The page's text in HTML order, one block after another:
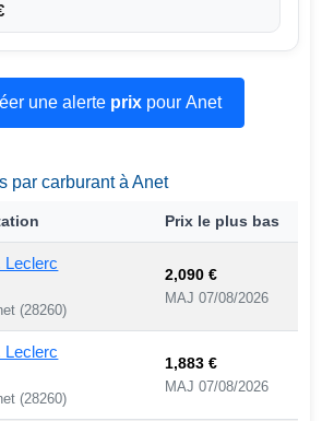
une alerte prixpour Anet
par carburant à Anet
Prix le plus bas
Leclerc
(28260)
2,090 €
MAJ 07/08/2026
Leclerc
(28260)
1,883 €
MAJ 07/08/2026